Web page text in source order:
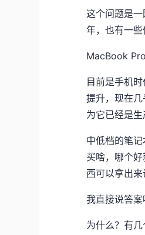
这个问题是
年，也有一些
MacBook Pro
目前是手机
提升，现在
为它已经是
中低档的笔
买啥，哪个
西可以拿出来
我直接说答案
为什么？有